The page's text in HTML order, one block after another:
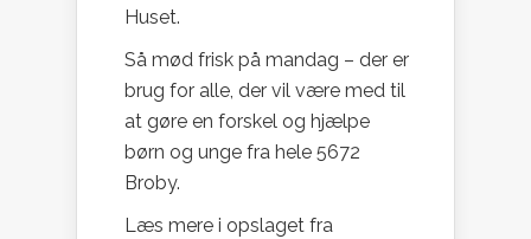
Huset.
Så mød frisk på mandag – der er
brug for alle, der vil være med til
at gøre en forskel og hjælpe
børn og unge fra hele 5672
Broby.
Læs mere i opslaget fra